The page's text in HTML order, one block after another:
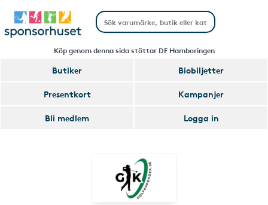
Köp genom denna sida stöttar DF Hamboringen
Butiker
Biobiljetter
Presentkort
Kampanjer
Bli medlem
Logga in